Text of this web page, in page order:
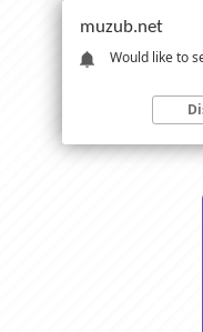
muzub.net
Would like to